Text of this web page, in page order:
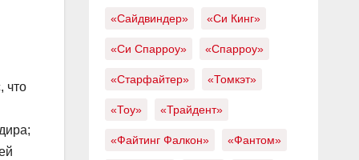
что
«Сайдвиндер» «Си Кинг»
«Си Спарроу» «Спарроу»
«Старфайтер» «Томкэт»
«Тоу» «Трайдент»
«Файтинг Фалкон» «Фантом»